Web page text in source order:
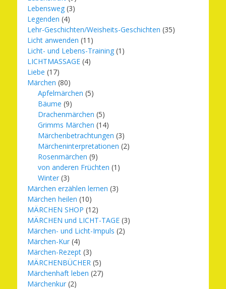
Lebensweg (3)
Legenden (4)
Lehr-Geschichten/Weisheits-Geschichten (35)
Licht anwenden (11)
Licht- und Lebens-Training (1)
LICHTMASSAGE (4)
Liebe (17)
Märchen (80)
Apfelmärchen (5)
Bäume (9)
Drachenmärchen (5)
Grimms Märchen (14)
Märchenbetrachtungen (3)
Märcheninterpretationen (2)
Rosenmärchen (9)
von anderen Früchten (1)
Winter (3)
Märchen erzählen lernen (3)
Märchen heilen (10)
MÄRCHEN SHOP (12)
MÄRCHEN und LICHT-TAGE (3)
Märchen- und Licht-Impuls (2)
Märchen-Kur (4)
Märchen-Rezept (3)
MÄRCHENBÜCHER (5)
Märchenhaft leben (27)
Märchenkur (2)